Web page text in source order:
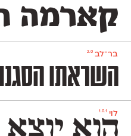
קארמה
בר־לב2.0
השראתו הסגנונית של בר־לב
לוי 1.0.1
הוא